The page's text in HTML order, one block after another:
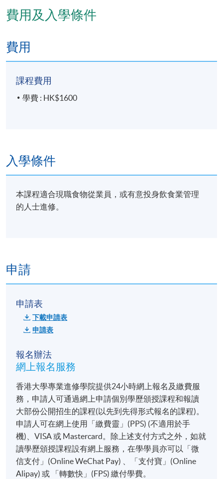
費用及入學條件
費用
課程費用
學費 : HK$1600
入學條件
本課程適合現職食物從業員，或有意投身飲食業管理
的人士進修。
申請
申請表
下載申請表
申請表
報名辦法
網上報名服務
香港大學專業進修學院提供24小時網上報名及繳費服
務，申請人可通過網上申請個別學歷頒授課程和報讀
大部份公開招生的課程(以先到先得形式報名的課程)。
申請人可在網上使用「繳費靈」(PPS) (不適用於手
機)、VISA 或 Mastercard。除上述支付方式之外，如就
讀學歷頒授課程設有網上服務，在學學員亦可以「微
信支付」(Online WeChat Pay) 、「支付寶」(Online
Alipay) 或 「轉數快」(FPS) 繳付學費。